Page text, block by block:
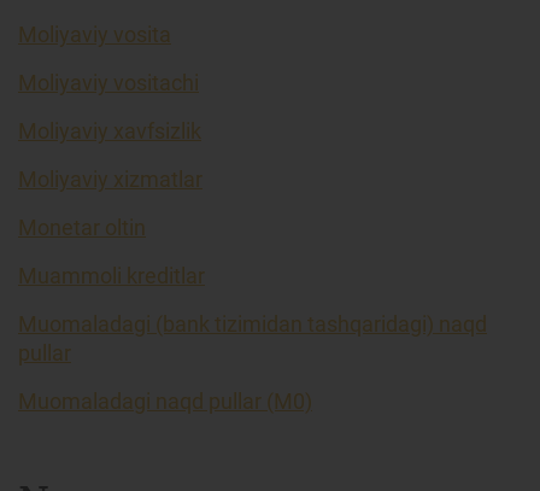
Moliyaviy vosita
Moliyaviy vositachi
Moliyaviy xavfsizlik
Moliyaviy xizmatlar
Monetar oltin
Muammoli kreditlar
Muomaladagi (bank tizimidan tashqaridagi) naqd
pullar
Muomaladagi naqd pullar (M0)